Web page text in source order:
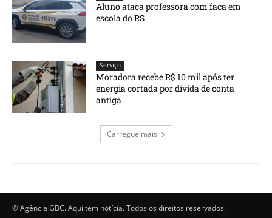
Aluno ataca professora com faca em
escola do RS
Serviço
Moradora recebe R$ 10 mil após ter
energia cortada por dívida de conta
antiga
Carregue mais
© Agência GBC. Aqui tem notícia. Todos os direitos reservados.